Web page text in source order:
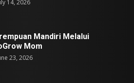
14, 2026
Mandiri Melalui
Mom
23, 2026